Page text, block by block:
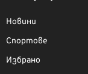
Новини
Спортове
Избрано